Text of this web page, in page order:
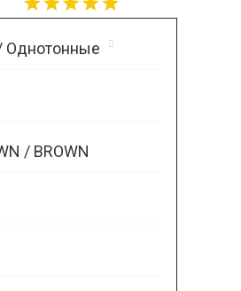
Однотонные
/ BROWN